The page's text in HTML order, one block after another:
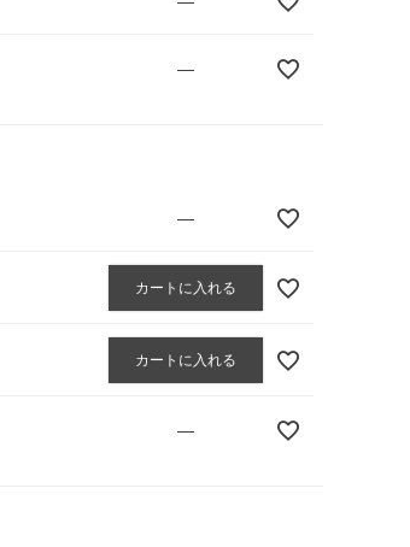
—
—
カートに入れる
カートに入れる
—